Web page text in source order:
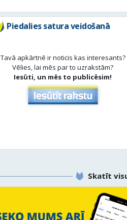
Piedalies satura veidošanā
Tavā apkārtnē ir noticis kas interesants?
Vēlies, lai mēs par to uzrakstām?
Iesūti, un mēs to publicēsim!
Skatīt